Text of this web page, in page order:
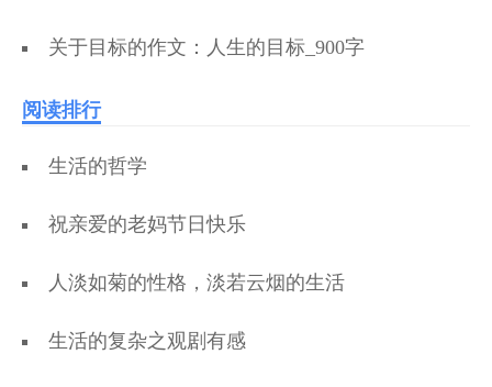
关于目标的作文：人生的目标_900字
阅读排行
生活的哲学
祝亲爱的老妈节日快乐
人淡如菊的性格，淡若云烟的生活
生活的复杂之观剧有感